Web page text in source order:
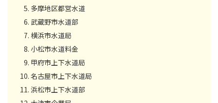
多摩地区都営水道
武蔵野市水道部
横浜市水道局
小松市水道料金
甲府市上下水道局
名古屋市上下水道局
浜松市上下水道部